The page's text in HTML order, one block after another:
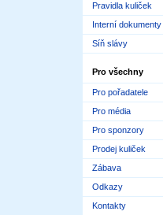
Pravidla kuliček
Interní dokumenty
Síň slávy
Pro všechny
Pro pořadatele
Pro média
Pro sponzory
Prodej kuliček
Zábava
Odkazy
Kontakty